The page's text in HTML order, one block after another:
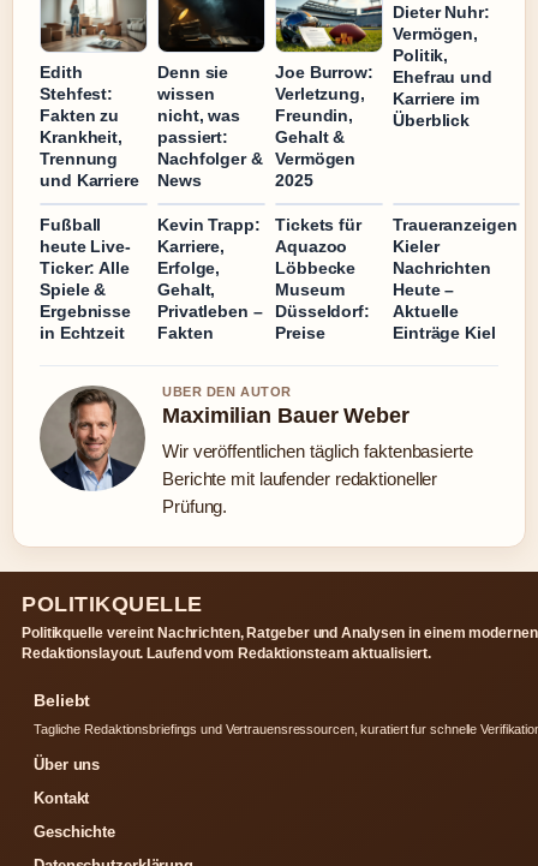
Edith
Stehfest:
Fakten zu
Krankheit,
Trennung
und Karriere
Denn sie
wissen
nicht, was
passiert:
Nachfolger &
News
Joe Burrow:
Verletzung,
Freundin,
Gehalt &
Vermögen
2025
Dieter Nuhr:
Vermögen,
Politik,
Ehefrau und
Karriere im
Überblick
Fußball
heute Live-
Ticker: Alle
Spiele &
Ergebnisse
in Echtzeit
Kevin Trapp:
Karriere,
Erfolge,
Gehalt,
Privatleben –
Fakten
Tickets für
Aquazoo
Löbbecke
Museum
Düsseldorf:
Preise
Traueranzeigen
Kieler
Nachrichten
Heute –
Aktuelle
Einträge Kiel
UBER DEN AUTOR
Maximilian Bauer Weber
Wir veröffentlichen täglich faktenbasierte
Berichte mit laufender redaktioneller
Prüfung.
POLITIKQUELLE
Politikquelle vereint Nachrichten, Ratgeber und Analysen in einem modernen
Redaktionslayout. Laufend vom Redaktionsteam aktualisiert.
Beliebt
Tagliche Redaktionsbriefings und Vertrauensressourcen, kuratiert fur schnelle
Über uns
Kontakt
Geschichte